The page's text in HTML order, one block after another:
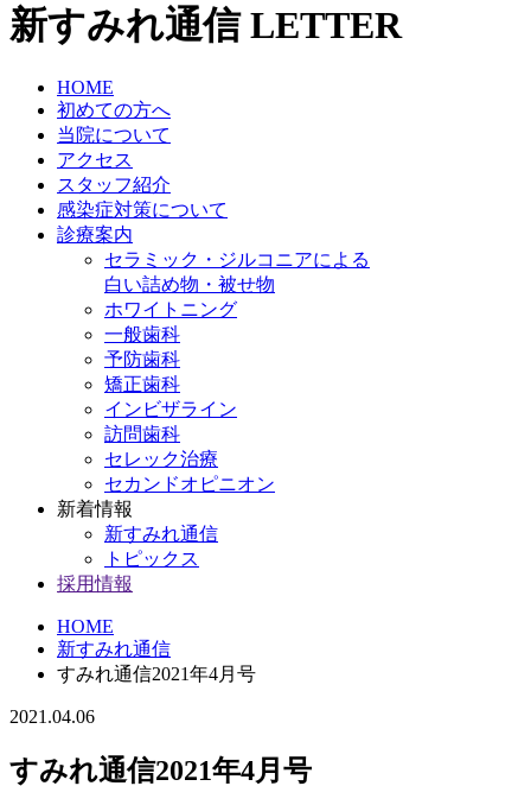
新すみれ通信 LETTER
HOME
初めての方へ
当院について
アクセス
スタッフ紹介
感染症対策について
診療案内
セラミック・ジルコニアによる
白い詰め物・被せ物
ホワイトニング
一般歯科
予防歯科
矯正歯科
インビザライン
訪問歯科
セレック治療
セカンドオピニオン
新着情報
新すみれ通信
トピックス
採用情報
HOME
新すみれ通信
すみれ通信2021年4月号
2021.04.06
すみれ通信2021年4月号